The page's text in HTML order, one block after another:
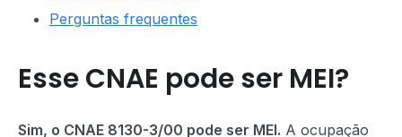
Perguntas frequentes
Esse CNAE pode ser MEI?
Sim, o CNAE 8130-3/00 pode ser MEI. A ocupação